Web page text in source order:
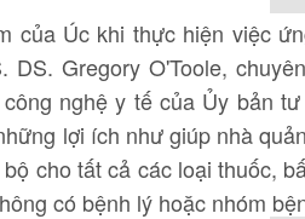
của Úc khi thực hiện việc
DS. Gregory O'Toole,
nghệ y tế của Ủy bản
lợi ích như giúp nhà
cho tất cả các loại thuốc,
có bệnh lý hoặc nhóm